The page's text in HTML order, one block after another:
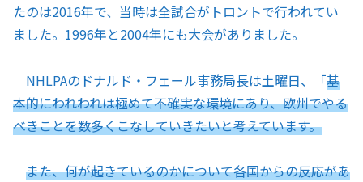
たのは2016年で、当時は全試合がトロントで行われてい
ました。1996年と2004年にも大会がありました。
NHLPAのドナルド・フェール事務局長は土曜日、「基
本的にわれわれは極めて不確実な環境にあり、欧州でやる
べきことを数多くこなしていきたいと考えています。
また、何が起きているのかについて各国からの反応があ